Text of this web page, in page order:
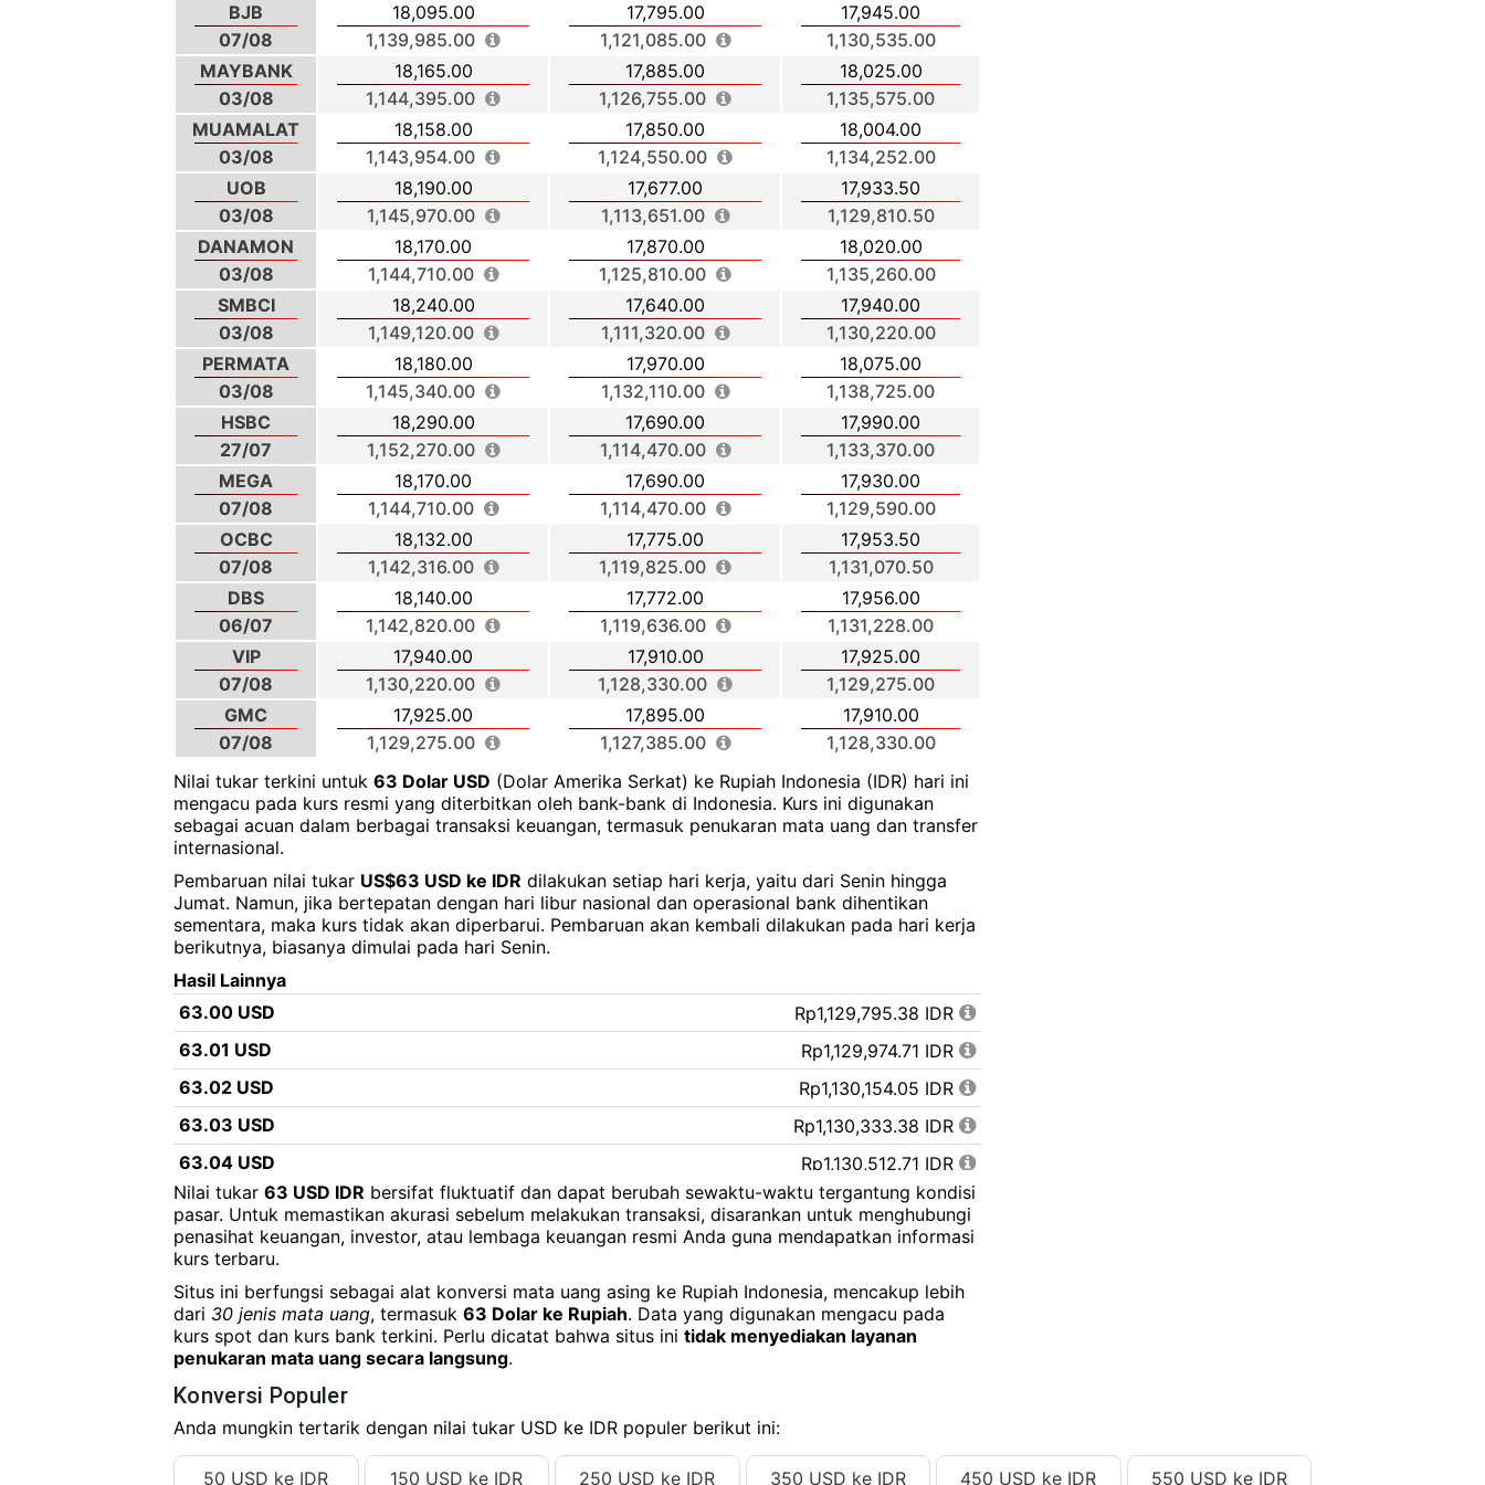
BJB
07/08
18,095.00
1,139,985.00
17,795.00
1,121,085.00
17,945.00
1,130,535.00
MAYBANK
03/08
18,165.00
1,144,395.00
17,885.00
1,126,755.00
18,025.00
1,135,575.00
MUAMALAT
03/08
18,158.00
1,143,954.00
17,850.00
1,124,550.00
18,004.00
1,134,252.00
UOB
03/08
18,190.00
1,145,970.00
17,677.00
1,113,651.00
17,933.50
1,129,810.50
DANAMON
03/08
18,170.00
1,144,710.00
17,870.00
1,125,810.00
18,020.00
1,135,260.00
SMBCI
03/08
18,240.00
1,149,120.00
17,640.00
1,111,320.00
17,940.00
1,130,220.00
PERMATA
03/08
18,180.00
1,145,340.00
17,970.00
1,132,110.00
18,075.00
1,138,725.00
HSBC
27/07
18,290.00
1,152,270.00
17,690.00
1,114,470.00
17,990.00
1,133,370.00
MEGA
07/08
18,170.00
1,144,710.00
17,690.00
1,114,470.00
17,930.00
1,129,590.00
OCBC
07/08
18,132.00
1,142,316.00
17,775.00
1,119,825.00
17,953.50
1,131,070.50
DBS
06/07
18,140.00
1,142,820.00
17,772.00
1,119,636.00
17,956.00
1,131,228.00
VIP
07/08
17,940.00
1,130,220.00
17,910.00
1,128,330.00
17,925.00
1,129,275.00
GMC
07/08
17,925.00
1,129,275.00
17,895.00
1,127,385.00
17,910.00
1,128,330.00
Nilai tukar terkini untuk 63 Dolar USD (Dolar Amerika Serkat) ke Rupiah Indonesia (IDR) hari ini
mengacu pada kurs resmi yang diterbitkan oleh bank-bank di Indonesia. Kurs ini digunakan
sebagai acuan dalam berbagai transaksi keuangan, termasuk penukaran mata uang dan transfer
internasional.
Pembaruan nilai tukar US$63 USD ke IDR dilakukan setiap hari kerja, yaitu dari Senin hingga
Jumat. Namun, jika bertepatan dengan hari libur nasional dan operasional bank dihentikan
sementara, maka kurs tidak akan diperbarui. Pembaruan akan kembali dilakukan pada hari kerja
berikutnya, biasanya dimulai pada hari Senin.
Hasil Lainnya
63.00 USD
Rp1,129,795.38 IDR
63.01 USD
Rp1,129,974.71 IDR
63.02 USD
Rp1,130,154.05 IDR
63.03 USD
Rp1,130,333.38 IDR
63.04 USD
Rp1,130,512.71 IDR
63.05 USD
Rp1,130,692.04 IDR
63.06 USD
Rp1,130,871.38 IDR
63.08 USD
Rp1,131,230.04 IDR
63.09 USD
Rp1,131,409.37 IDR
63.10 USD
63.11 USD
63.12 USD
Rp1,131,947.37 IDR
Nilai tukar 63 USD IDR bersifat fluktuatif dan dapat berubah sewaktu-waktu tergantung kondisi
pasar. Untuk memastikan akurasi sebelum melakukan transaksi, disarankan untuk menghubungi
penasihat keuangan, investor, atau lembaga keuangan resmi Anda guna mendapatkan informasi
kurs terbaru.
Situs ini berfungsi sebagai alat konversi mata uang asing ke Rupiah Indonesia, mencakup lebih
dari 30 jenis mata uang, termasuk 63 Dolar ke Rupiah. Data yang digunakan mengacu pada
kurs spot dan kurs bank terkini. Perlu dicatat bahwa situs ini tidak menyediakan layanan
penukaran mata uang secara langsung.
Konversi Populer
Anda mungkin tertarik dengan nilai tukar USD ke IDR populer berikut ini:
50 USD ke IDR 150 USD ke IDR 250 USD ke IDR 350 USD ke IDR 450 USD ke IDR 550 USD ke IDR